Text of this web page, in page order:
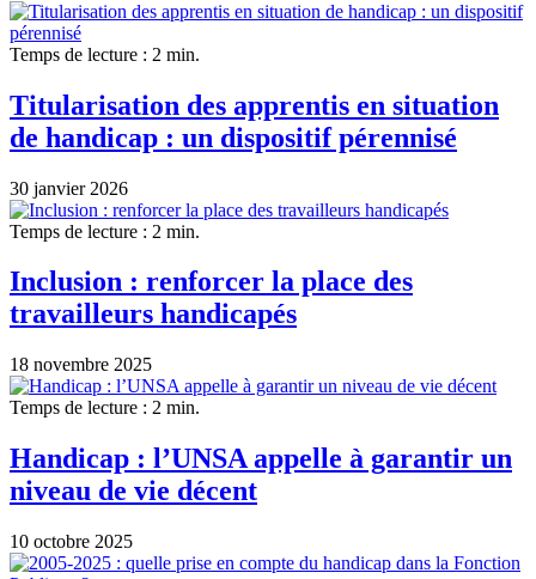
Temps de lecture : 2 min.
Titularisation des apprentis en situation
de handicap : un dispositif pérennisé
30 janvier 2026
Temps de lecture : 2 min.
Inclusion : renforcer la place des
travailleurs handicapés
18 novembre 2025
Temps de lecture : 2 min.
Handicap : l’UNSA appelle à garantir un
niveau de vie décent
10 octobre 2025